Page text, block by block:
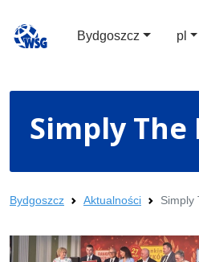
Bydgoszcz pl
Simply The
Bydgoszcz Aktualności Simply